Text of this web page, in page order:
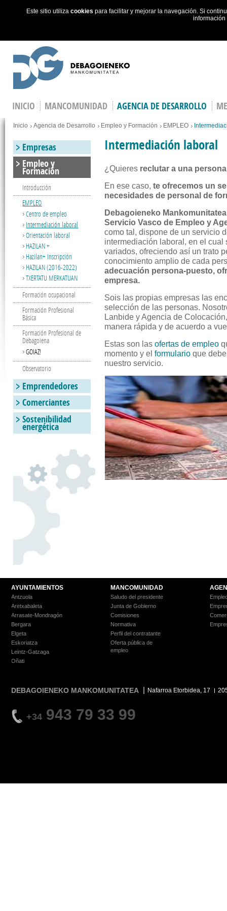
Este sitio utiliza cookies para facilitar y mejorar la navegación. Si
INICIO MANCOMUNIDAD AGENCIA DE DESARROLLO
You are here
Inicio Agencia de Desarrollo Empleo y Formación EMPLEO
Intermediación laboral
¿Quieres reclutar a una
En ese caso,te ofrecemos un
necesidades de personal de
Debagoieneko
Servicio Vasco de Empleo y
como tal, dispone de un servicio
intermediación laboral, en el
variados, ofreciendo así un trato
conocimiento amplio de cada
adecuación persona-puesto,
empresa.
Sois las propias empresas las
selección de las personas.
Lanbide y Agencia de
manera rápida y de acuerdo a
Estas son lasofertas de empleo
momento y elformulario que
nuestro servicio.
Empresas
Empleo y
Formación
Introducción
EMPLEO
Centro de empleo
Intermediación laboral
Orientación laboral
HAZILAN +
Hazilan+ Inscripción
HAZILAN (2016-2022)
TXERTATU MERKATUAN
Formación ocupacional
Formación Profesional
Básica
Formación Profesional de
Debagoiena
GOIAZ!
Observatorio
Emprendedores
Comerciantes
Sostenibilidad
energética
AYUNTAMIENTOS
Antzuola
Aretxabaleta
Arrasate-Mondragón
Bergara
Elgeta
Eskoriatza
Leintz-Gatzaga
Oñati
MANCOMUNIDAD
Saludo del presidente
Junta de Gobierno
Comisiones
Normativa
Perfil del contratante
Oferta pública de
empleo
DEBAGOIENEKO MANKOMUNITATEA Nafarroa Etorbidea, 17
+34 943 79 33 99